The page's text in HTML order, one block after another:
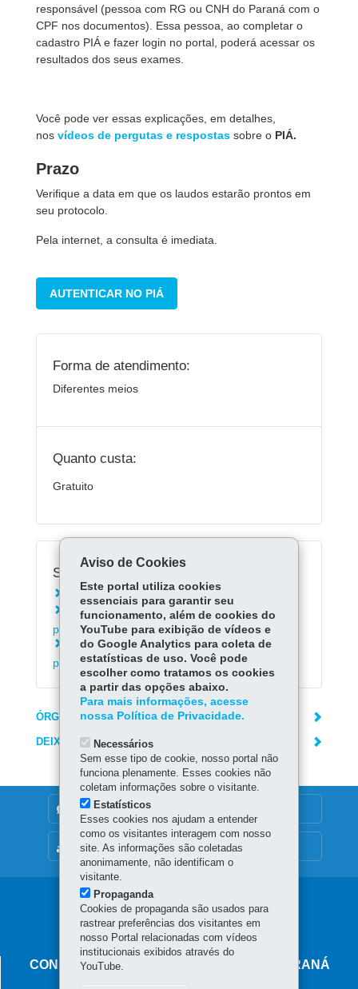
responsável (pessoa com RG ou CNH do Paraná com o
CPF nos documentos). Essa pessoa, ao completar o
cadastro PIÁ e fazer login no portal, poderá acessar os
resultados dos seus exames.
Você pode ver essas explicações, em detalhes,
nos vídeos de pergutas e respostas sobre o PIÁ.
Prazo
Verifique a data em que os laudos estarão prontos em
seu protocolo.
Pela internet, a consulta é imediata.
AUTENTICAR NO PIÁ
Forma de atendimento:
Diferentes meios
Quanto custa:
Gratuito
Serviços Relacionados:
Cadastrar-se no PIÁ
Autorizar ou revogar acesso ao prontuário de
paciente
Consultar sumário de alta de internação de
paciente
ÓRGÃO RESPONSÁVEL
DEIXE SUA OPINIÃO
MAPA DO SITE
DENUNCIE CORRUPÇÃO
Navegação
principal
CONSELHO ESTADUAL DE SAÚDE DO PARANÁ
Aviso de Cookies
Este portal utiliza cookies
essenciais para garantir seu
funcionamento, além de cookies do
YouTube para exibição de vídeos e
do Google Analytics para coleta de
estatísticas de uso. Você pode
escolher como tratamos os cookies
a partir das opções abaixo.
Para mais informações, acesse
nossa Política de Privacidade.
Necessários
Sem esse tipo de cookie, nosso portal não
funciona plenamente. Esses cookies não
coletam informações sobre o visitante.
Estatísticos
Esses cookies nos ajudam a entender
como os visitantes interagem com nosso
site. As informações são coletadas
anonimamente, não identificam o
visitante.
Propaganda
Cookies de propaganda são usados para
rastrear preferências dos visitantes em
nosso Portal relacionadas com vídeos
institucionais exibidos através do
YouTube.